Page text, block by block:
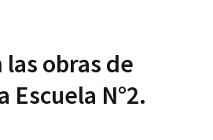
obras de
Escuela N°2.